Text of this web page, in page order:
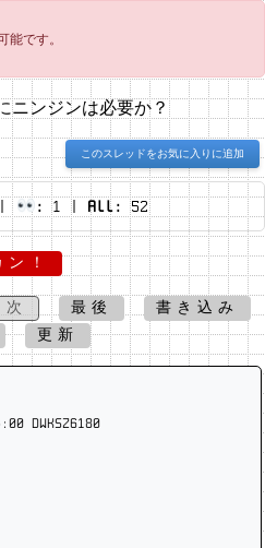
能です。
ニンジンは必要か？
このスレッドをお気に入りに追加
: 1 | All: 52
！
次 最後
書き込み
更新
DWKSZ6180